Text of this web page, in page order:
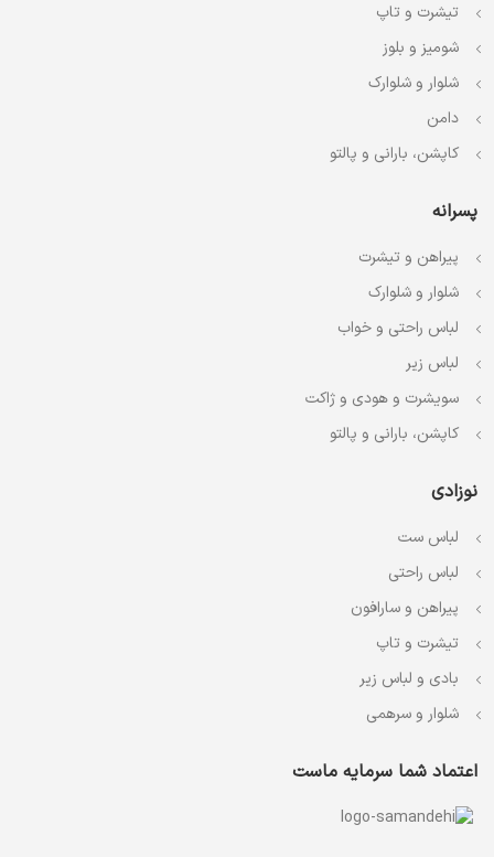
تیشرت و تاپ
شومیز و بلوز
شلوار و شلوارک
دامن
کاپشن، بارانی و پالتو
پسرانه
پیراهن و تیشرت
شلوار و شلوارک
لباس راحتی و خواب
لباس زیر
سویشرت و هودی و ژاکت
کاپشن، بارانی و پالتو
نوزادی
لباس ست
لباس راحتی
پیراهن و سارافون
تیشرت و تاپ
بادی و لباس زیر
شلوار و سرهمی
اعتماد شما سرمایه ماست